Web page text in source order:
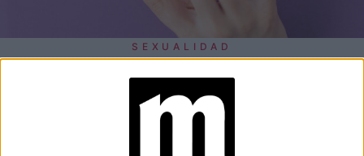
SEXUALIDAD
orgasmo con ayuda de ellos